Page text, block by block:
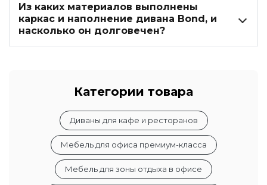
Из каких материалов выполнены
каркас и наполнение дивана Bond, и
насколько он долговечен?
Категории товара
Диваны для кафе и ресторанов
Мебель для офиса премиум-класса
Мебель для зоны отдыха в офисе